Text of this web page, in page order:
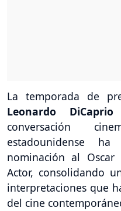
La temporada de
Leonardo DiCaprio
conversación
estadounidense
nominación al
Actor, consolidando
interpretaciones que
del cine